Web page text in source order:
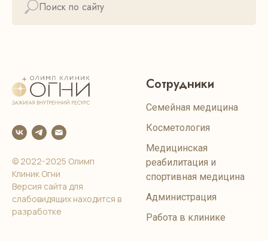
© 2022-2025 Олимп
Клиник Огни
Версия сайта для
слабовидящих находится в
разработке
Сотрудники
Семейная медицина
Косметология
Медицинская
реабилитация и
спортивная медицина
Администрация
Работа в клинике